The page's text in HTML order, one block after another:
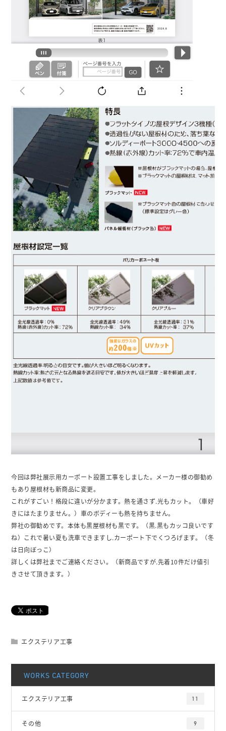
今回は弊社展示用カーポート設置工事をしました。メーカー様の御勧め
もあり屋根材も新商品に変更。
これがすごい！格段に違いが分かます。熱を通さず.光もカット。（車好
きにはたまりません。）車のボディーも熱を持ちません。
弊社の御勧めです。本体も黒屋根材も黒です。（黒.黒もカッコ良いです
ね）これで暑い夏も洗車できますし.カーポート下でくつろげます。（冬
は日向ぼっこ）
詳しくは弊社までご連絡ください。（新商品ですが.先着10件だけ値引
きさせて頂きます。）
エクステリア工事
WORKS CATEGORY
エクステリア工事 11
その他 9